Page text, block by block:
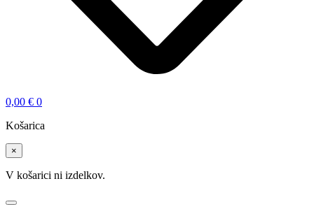
0,00 € 0
Košarica
×
V košarici ni izdelkov.